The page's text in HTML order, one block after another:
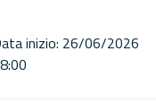
inizio: 26/06/2026